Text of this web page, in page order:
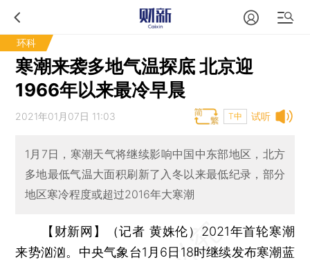
环科
寒潮来袭多地气温探底 北京迎
1966年以来最冷早晨
试听
2021年01月07日 11:03 T中
1月7日，寒潮天气将继续影响中国中东部地区，北方
多地最低气温大面积刷新了入冬以来最低纪录，部分
地区寒冷程度或超过2016年大寒潮
【财新网】（记者 黄姝伦） 2021年首轮寒潮
来势汹汹。中央气象台1月6日18时继续发布寒潮蓝